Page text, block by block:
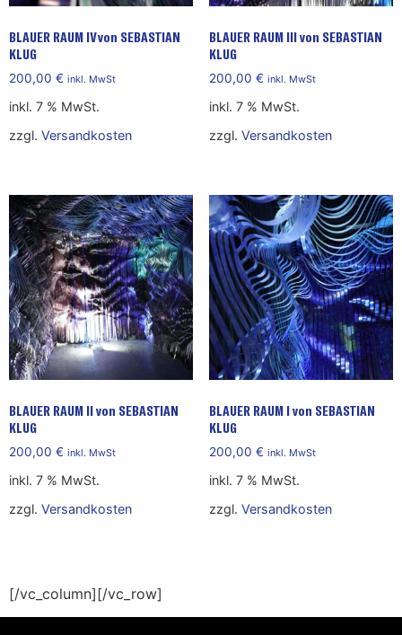
BLAUER RAUM IV von SEBASTIAN
KLUG
200,00 € inkl. MwSt
inkl. 7 % MwSt.
zzgl. Versandkosten
BLAUER RAUM III von SEBASTIAN
KLUG
200,00 € inkl. MwSt
inkl. 7 % MwSt.
zzgl. Versandkosten
BLAUER RAUM II von SEBASTIAN
KLUG
200,00 € inkl. MwSt
inkl. 7 % MwSt.
zzgl. Versandkosten
BLAUER RAUM I von SEBASTIAN
KLUG
200,00 € inkl. MwSt
inkl. 7 % MwSt.
zzgl. Versandkosten
[/vc_column][/vc_row]